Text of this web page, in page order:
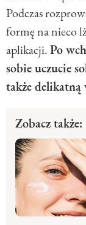
Podczas
formę na nieco
aplikacji.Po
sobie uczucie
także delikatną
Zobacz także: